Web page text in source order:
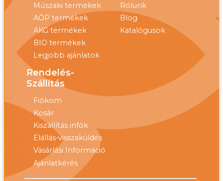
Műszaki termékek
AÖP termékek
AKG termékek
BIO termékek
Legjobb ajánlatok
Rólunk
Blog
Katalógusok
Rendelés-
Szállítás
Fiókom
Kosár
Kiszállítás infók
Elállás-visszaküldés
Vásárlási Információ
Ajánlatkérés